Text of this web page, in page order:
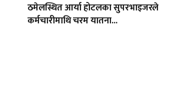
ठमेलस्थित आर्या होटलका सुपरभाइजरले
कर्मचारीमाथि चरम यातना...